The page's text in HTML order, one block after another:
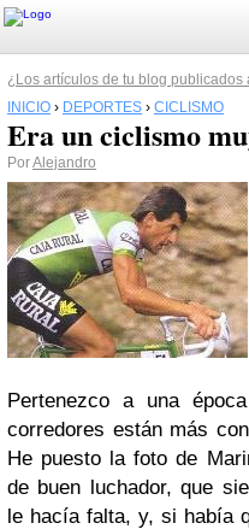
¿Los artículos de tu blog publicados
INICIO › DEPORTES › CICLISMO
Era un ciclismo
PorAlejandro
Pertenezco a una
corredores están más
He puesto la foto de
de buen luchador, que
le hacía falta, y, si había